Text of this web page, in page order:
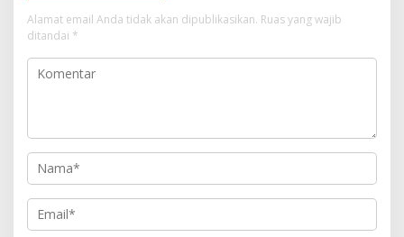
Alamat email Anda tidak akan dipublikasikan. Ruas yang wajib
ditandai *